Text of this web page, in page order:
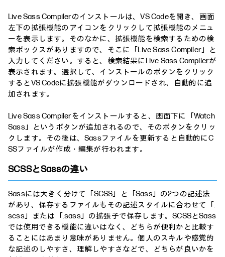
Live Sass Compilerのインストールは、VS Codeを開き、画面
左下の拡張機能のアイコンをクリックして拡張機能のメニュ
ーを表示します。そのなかに、拡張機能を検索するための検
索ボックスがありますので、そこに「Live Sass Compiler」と
入力してください。すると、検索結果にLive Sass Compilerが
表示されます。選択して、インストールのボタンをクリック
するとVS Codeに拡張機能がダウンロードされ、自動的に追
加されます。
Live Sass Compilerをインストールすると、画面下に「Watch
Sass」というボタンが追加されるので、そのボタンをクリッ
クします。その後は、Sassファイルを更新すると自動的にC
SSファイルが作成・編集が行われます。
SCSSとSassの違い
Sassには大きく分けて「SCSS」と「Sass」の2つの記述法
があり、保存するファイルもその記述スタイルに合わせて「.
scss」または「.sass」の拡張子で保存します。SCSSとSass
では使用できる機能に違いはなく、どちらが便利かと比較す
ることにはあまり意味がありません。個人のスキルや感覚的
な記述のしやすさ、理解しやすさなどで、どちらが良いかを